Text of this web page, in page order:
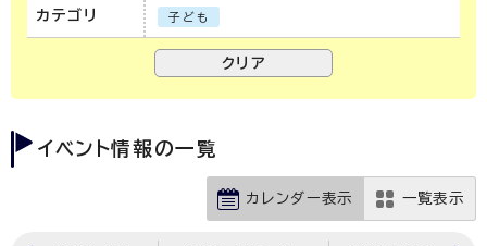
カテゴリ 子ども
イベント情報の一覧
カレンダー表示 一覧表示